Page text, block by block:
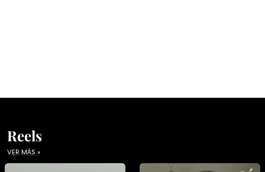
Reels
VER MÁS »